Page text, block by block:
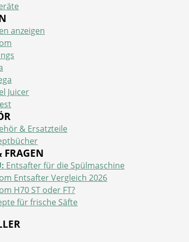
anzeigen
Juicer
& Ersatzteile
FRAGEN
Entsafter für die Spülmaschine
Entsafter Vergleich 2026
H70 ST oder FT?
für frische Säfte